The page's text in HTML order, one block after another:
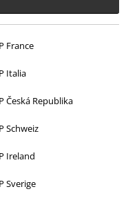
France
Italia
Česká Republika
Schweiz
Ireland
Sverige